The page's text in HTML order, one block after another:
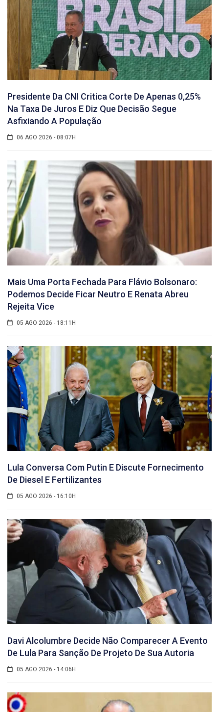
Presidente Da CNI Critica Corte De Apenas 0,25%
Na Taxa De Juros E Diz Que Decisão Segue
Asfixiando A População
06 AGO 2026 - 08:07H
Mais Uma Porta Fechada Para Flávio Bolsonaro:
Podemos Decide Ficar Neutro E Renata Abreu
Rejeita Vice
05 AGO 2026 - 18:11H
Lula Conversa Com Putin E Discute Fornecimento
De Diesel E Fertilizantes
05 AGO 2026 - 16:10H
Davi Alcolumbre Decide Não Comparecer A Evento
De Lula Para Sanção De Projeto De Sua Autoria
05 AGO 2026 - 14:06H